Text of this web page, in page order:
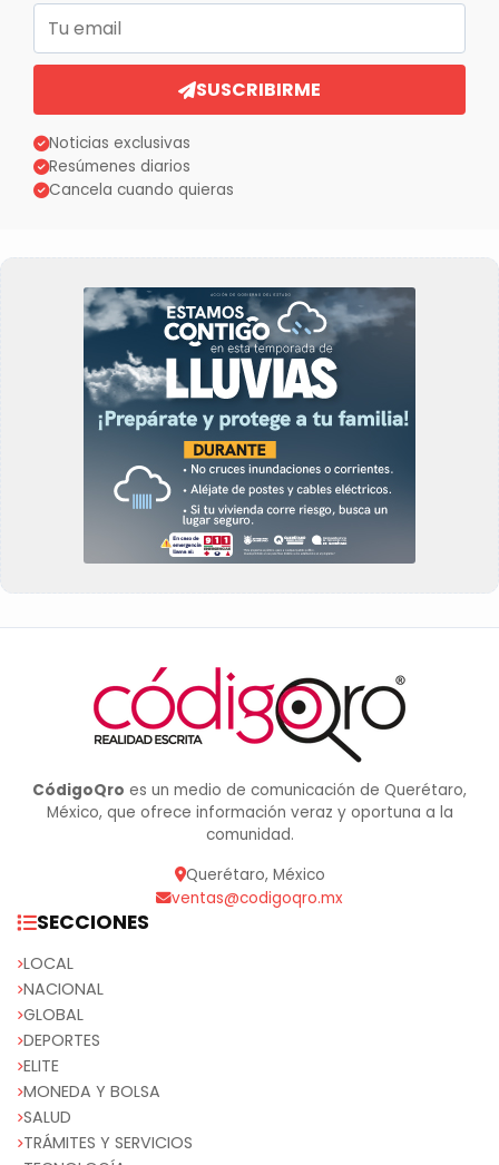
Correo electrónico
SUSCRIBIRME
Noticias exclusivas
Resúmenes diarios
Cancela cuando quieras
CódigoQro es un medio de comunicación de Querétaro,
México, que ofrece información veraz y oportuna a la
comunidad.
Querétaro, México
ventas@codigoqro.mx
SECCIONES
LOCAL
NACIONAL
GLOBAL
DEPORTES
ELITE
MONEDA Y BOLSA
SALUD
TRÁMITES Y SERVICIOS